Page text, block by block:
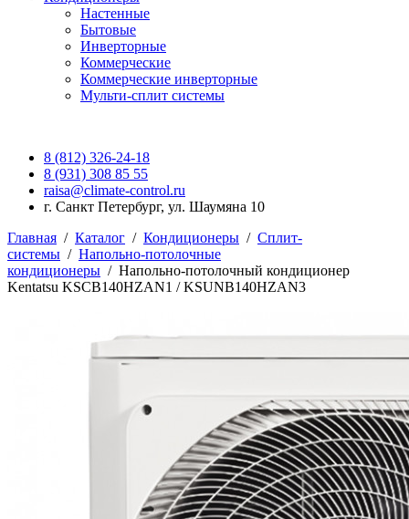
Настенные
Бытовые
Инверторные
Коммерческие
Коммерческие инверторные
Мульти-сплит системы
8 (812) 326-24-18
8 (931) 308 85 55
raisa@climate-control.ru
г. Санкт Петербург, ул. Шаумяна 10
Главная / Каталог / Кондиционеры / Сплит-
системы / Напольно-потолочные
кондиционеры / Напольно-потолочный кондиционер
Kentatsu KSCB140HZAN1 / KSUNB140HZAN3